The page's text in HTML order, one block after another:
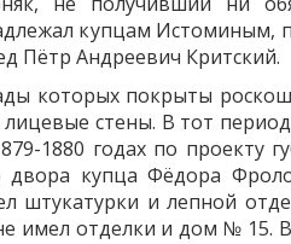
купцам Истоминым,
Пётр Андреевич Критский.
которых покрыты
лицевые стены. В тот
1880 годах по проекту
купца Фёдора
штукатурки и лепной
имел отделки и дом № 15.